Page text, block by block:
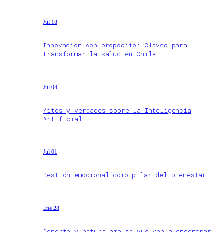
Jul 18
Innovación con propósito: Claves para
transformar la salud en Chile
Jul 04
Mitos y verdades sobre la Inteligencia
Artificial
Jul 01
Gestión emocional como pilar del bienestar
Ene 28